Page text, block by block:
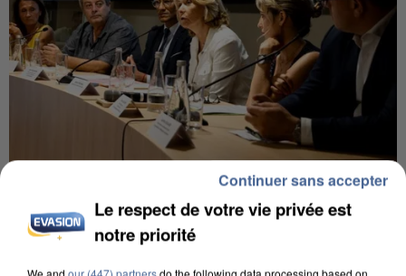
INCENDIES : L’ÎLE-DE-FRANCE LANCE UN ÉLAN
DE SOLIDARITÉ AVEC LES...
Le respect de votre vie privée est
notre priorité
We and our (447) partnersdo the following data processing based on
Continuer sans accepter